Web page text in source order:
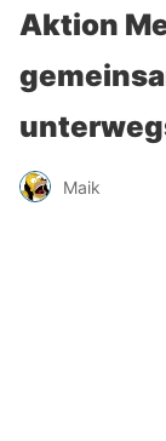
Aktion
Maik